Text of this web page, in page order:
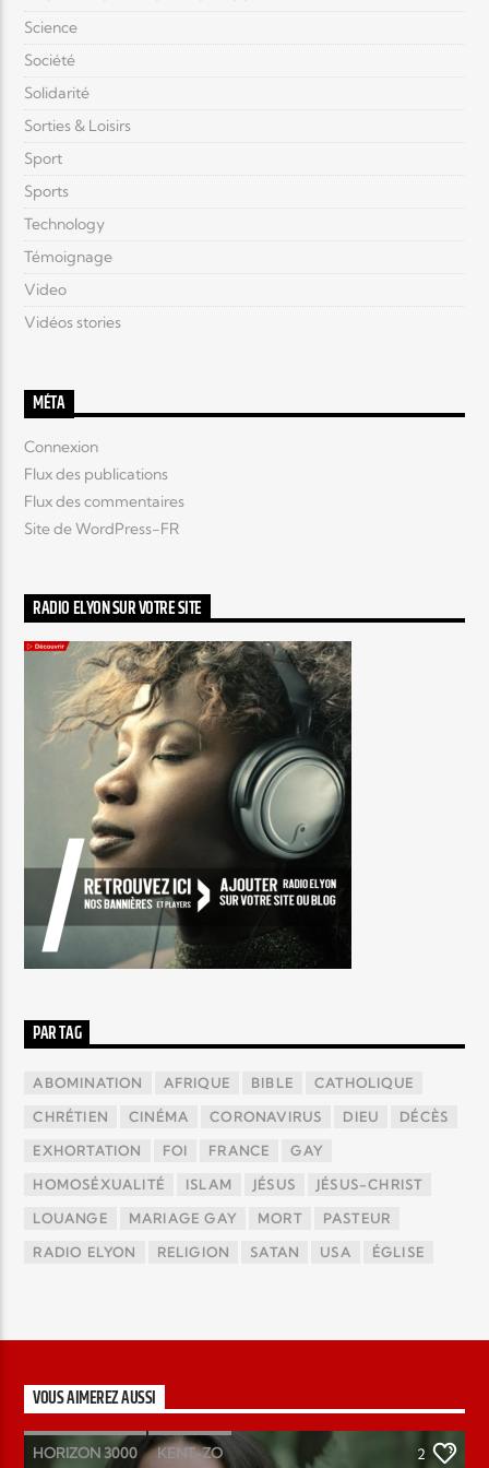
Science
Société
Solidarité
Sorties & Loisirs
Sport
Sports
Technology
Témoignage
Video
Vidéos stories
MÉTA
Connexion
Flux des publications
Flux des commentaires
Site de WordPress-FR
RADIO ELYON SUR VOTRE SITE
PAR TAG
ABOMINATION AFRIQUE BIBLE CATHOLIQUE
CHRÉTIEN CINÉMA CORONAVIRUS DIEU DÉCÈS
EXHORTATION FOI FRANCE GAY
HOMOSÉXUALITÉ ISLAM JÉSUS JÉSUS-CHRIST
LOUANGE MARIAGE GAY MORT PASTEUR
RADIO ELYON RELIGION SATAN USA ÉGLISE
VOUS AIMEREZ AUSSI
HORIZON 3000 KENT-ZO 2